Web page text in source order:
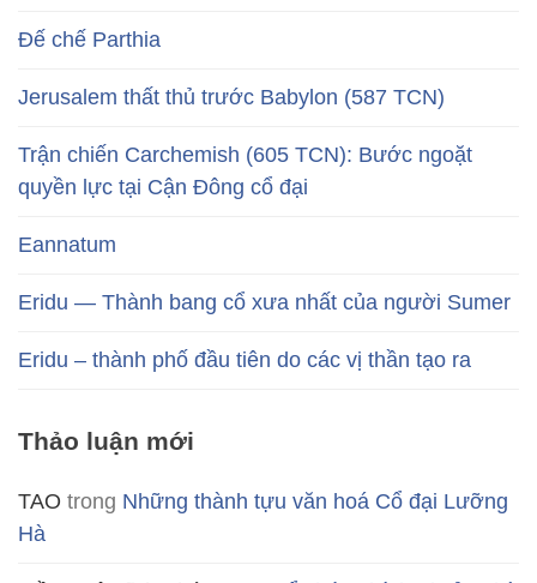
Đế chế Parthia
Jerusalem thất thủ trước Babylon (587 TCN)
Trận chiến Carchemish (605 TCN): Bước ngoặt
quyền lực tại Cận Đông cổ đại
Eannatum
Eridu — Thành bang cổ xưa nhất của người Sumer
Eridu – thành phố đầu tiên do các vị thần tạo ra
Thảo luận mới
TAO trong Những thành tựu văn hoá Cổ đại Lưỡng
Hà